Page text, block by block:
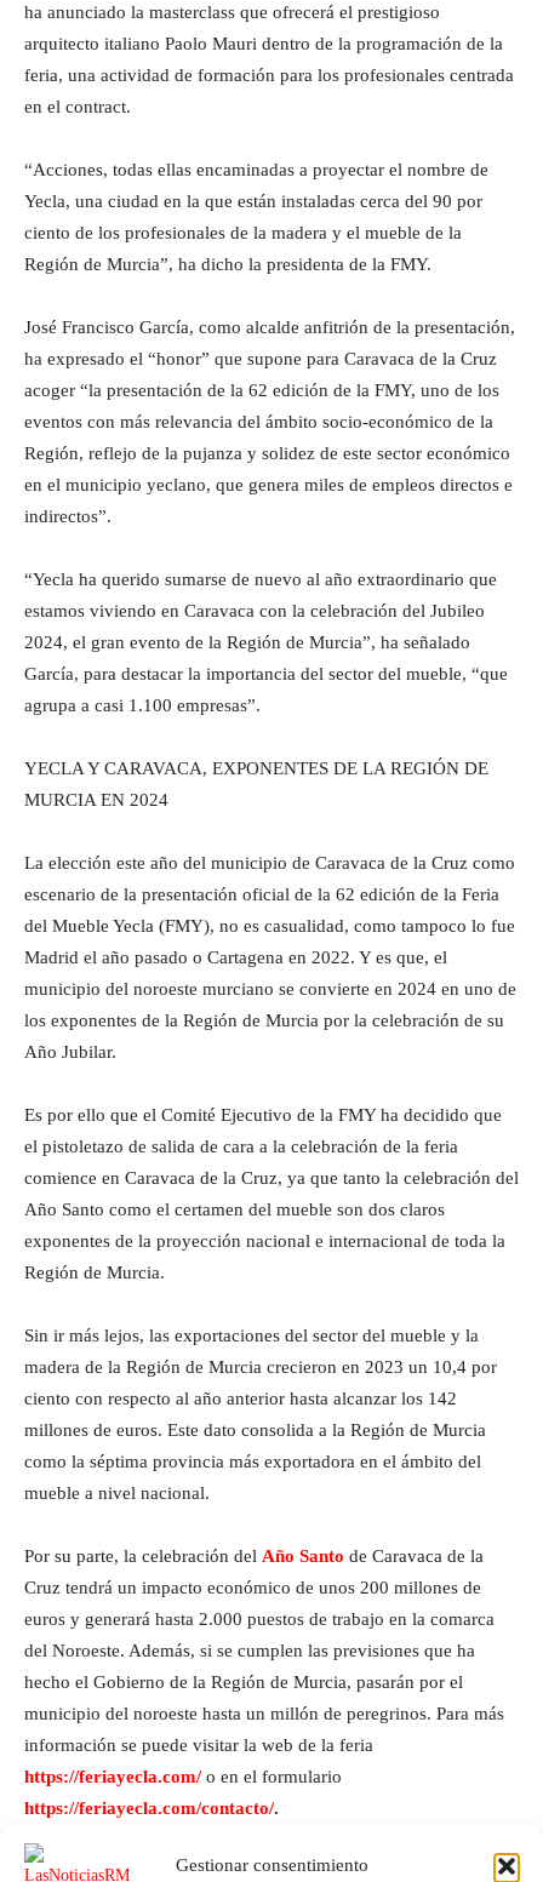
Gestionar consentimiento
ha anunciado la masterclass que ofrecerá el prestigioso
arquitecto italiano Paolo Mauri dentro de la programación de la
feria, una actividad de formación para los profesionales centrada
en el contract.
“Acciones, todas ellas encaminadas a proyectar el nombre de
Yecla, una ciudad en la que están instaladas cerca del 90 por
ciento de los profesionales de la madera y el mueble de la
Región de Murcia”, ha dicho la presidenta de la FMY.
José Francisco García, como alcalde anfitrión de la presentación,
ha expresado el “honor” que supone para Caravaca de la Cruz
acoger “la presentación de la 62 edición de la FMY, uno de los
eventos con más relevancia del ámbito socio-económico de la
Región, reflejo de la pujanza y solidez de este sector económico
en el municipio yeclano, que genera miles de empleos directos e
indirectos”.
“Yecla ha querido sumarse de nuevo al año extraordinario que
estamos viviendo en Caravaca con la celebración del Jubileo
2024, el gran evento de la Región de Murcia”, ha señalado
García, para destacar la importancia del sector del mueble, “que
agrupa a casi 1.100 empresas”.
YECLA Y CARAVACA, EXPONENTES DE LA REGIÓN DE
MURCIA EN 2024
La elección este año del municipio de Caravaca de la Cruz como
escenario de la presentación oficial de la 62 edición de la Feria
del Mueble Yecla (FMY), no es casualidad, como tampoco lo fue
Madrid el año pasado o Cartagena en 2022. Y es que, el
municipio del noroeste murciano se convierte en 2024 en uno de
los exponentes de la Región de Murcia por la celebración de su
Año Jubilar.
Es por ello que el Comité Ejecutivo de la FMY ha decidido que
el pistoletazo de salida de cara a la celebración de la feria
comience en Caravaca de la Cruz, ya que tanto la celebración del
Año Santo como el certamen del mueble son dos claros
exponentes de la proyección nacional e internacional de toda la
Región de Murcia.
Sin ir más lejos, las exportaciones del sector del mueble y la
madera de la Región de Murcia crecieron en 2023 un 10,4 por
ciento con respecto al año anterior hasta alcanzar los 142
millones de euros. Este dato consolida a la Región de Murcia
como la séptima provincia más exportadora en el ámbito del
mueble a nivel nacional.
Por su parte, la celebración del Año Santo de Caravaca de la
Cruz tendrá un impacto económico de unos 200 millones de
euros y generará hasta 2.000 puestos de trabajo en la comarca
del Noroeste. Además, si se cumplen las previsiones que ha
hecho el Gobierno de la Región de Murcia, pasarán por el
municipio del noroeste hasta un millón de peregrinos. Para más
información se puede visitar la web de la feria
https://feriayecla.com/o en el formulario
https://feriayecla.com/contacto/.